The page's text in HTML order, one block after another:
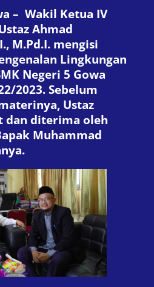
– Wakil Ketua IV
Ahmad
M.Pd.I. mengisi
Lingkungan
Negeri 5 Gowa
2023. Sebelum
Ustaz
dan diterima oleh
Muhammad